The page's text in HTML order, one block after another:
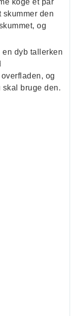
skummer den
og
dyb tallerken
og
bruge den.